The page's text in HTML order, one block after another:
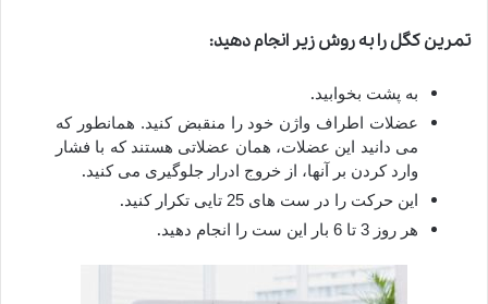
تمرین کگل را به روش زیر انجام دهید:
به پشت بخوابید.
عضلات اطراف واژن خود را منقبض کنید. همانطور که
می دانید این عضلات، همان عضلاتی هستند که با فشار
وارد کردن بر آنها، از خروج ادرار جلوگیری می کنید.
این حرکت را در ست های 25 تایی تکرار کنید .
هر روز 3 تا 6 بار این ست را انجام دهید .